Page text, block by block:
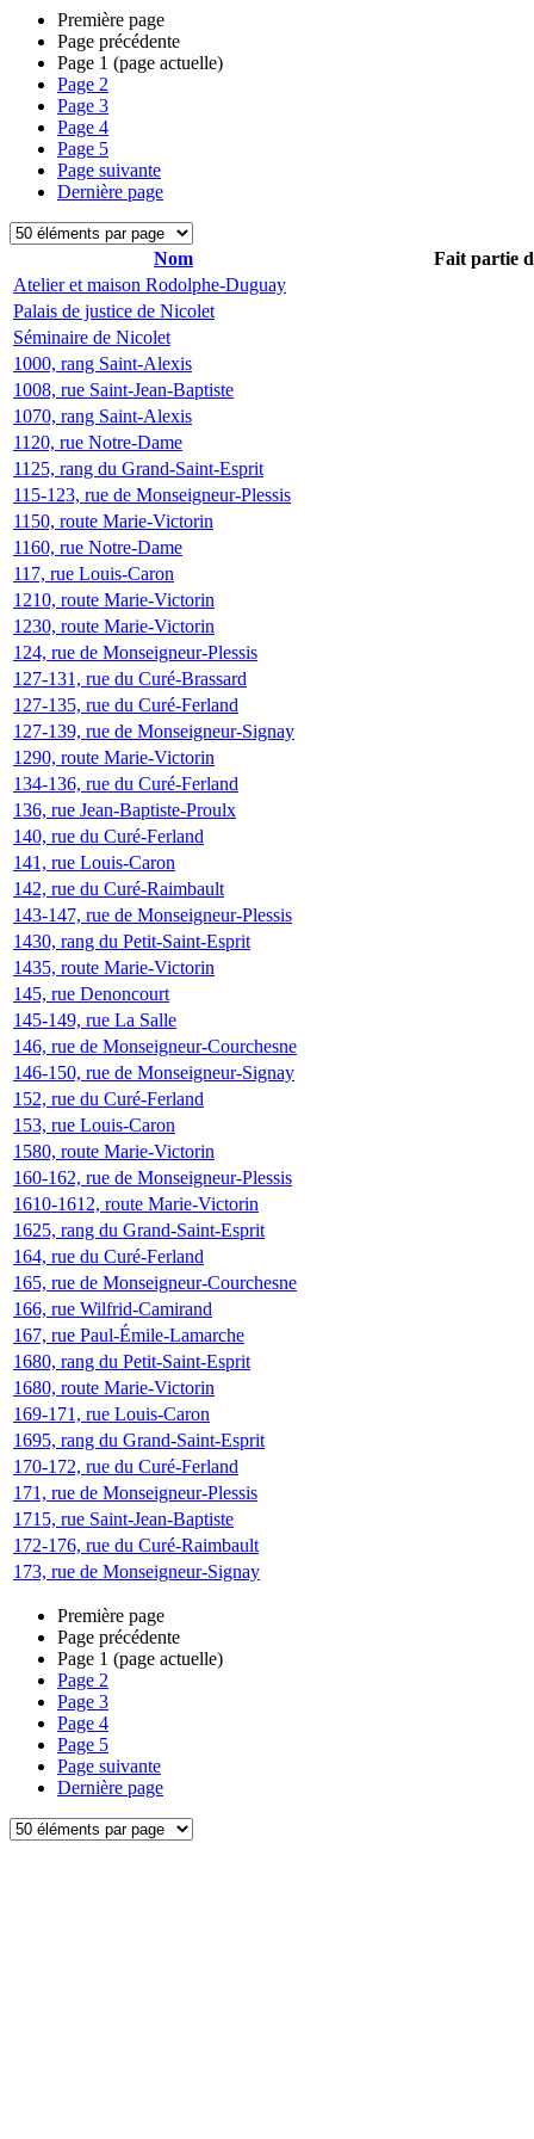
Première page
Page précédente
Page 1 (page actuelle)
Page 2
Page 3
Page 4
Page 5
Page suivante
Dernière page
Nom
Fait partie
Atelier et maison Rodolphe-Duguay
Palais de justice de Nicolet
Séminaire de Nicolet
1000, rang Saint-Alexis
1008, rue Saint-Jean-Baptiste
1070, rang Saint-Alexis
1120, rue Notre-Dame
1125, rang du Grand-Saint-Esprit
115-123, rue de Monseigneur-Plessis
1150, route Marie-Victorin
1160, rue Notre-Dame
117, rue Louis-Caron
1210, route Marie-Victorin
1230, route Marie-Victorin
124, rue de Monseigneur-Plessis
127-131, rue du Curé-Brassard
127-135, rue du Curé-Ferland
127-139, rue de Monseigneur-Signay
1290, route Marie-Victorin
134-136, rue du Curé-Ferland
136, rue Jean-Baptiste-Proulx
140, rue du Curé-Ferland
141, rue Louis-Caron
142, rue du Curé-Raimbault
143-147, rue de Monseigneur-Plessis
1430, rang du Petit-Saint-Esprit
1435, route Marie-Victorin
145, rue Denoncourt
145-149, rue La Salle
146, rue de Monseigneur-Courchesne
146-150, rue de Monseigneur-Signay
152, rue du Curé-Ferland
153, rue Louis-Caron
1580, route Marie-Victorin
160-162, rue de Monseigneur-Plessis
1610-1612, route Marie-Victorin
1625, rang du Grand-Saint-Esprit
164, rue du Curé-Ferland
165, rue de Monseigneur-Courchesne
166, rue Wilfrid-Camirand
167, rue Paul-Émile-Lamarche
1680, rang du Petit-Saint-Esprit
1680, route Marie-Victorin
169-171, rue Louis-Caron
1695, rang du Grand-Saint-Esprit
170-172, rue du Curé-Ferland
171, rue de Monseigneur-Plessis
1715, rue Saint-Jean-Baptiste
172-176, rue du Curé-Raimbault
173, rue de Monseigneur-Signay
Première page
Page précédente
Page 1 (page actuelle)
Page 2
Page 3
Page 4
Page 5
Page suivante
Dernière page